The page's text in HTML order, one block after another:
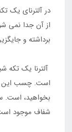
در آلترنای یک
از آن جدا نمی
برداشته و
آلترنا یک
است. چسب این
بخواهید، است.
شفاف موجود